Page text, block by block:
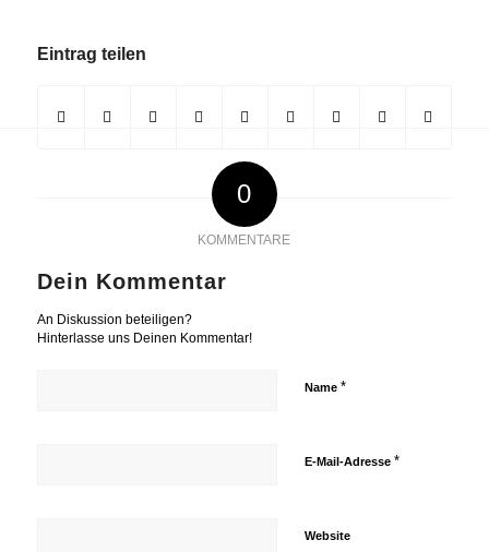
Eintrag teilen
0
KOMMENTARE
Dein Kommentar
An Diskussion beteiligen?
Hinterlasse uns Deinen Kommentar!
Name *
E-Mail-Adresse *
Website